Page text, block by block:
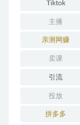
Tiktok
主播
亲测网赚
卖课
引流
投放
拼多多